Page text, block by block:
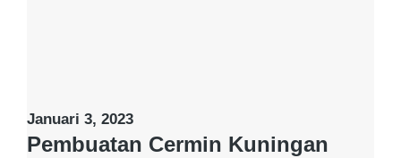
Januari 3, 2023
Pembuatan Cermin Kuningan